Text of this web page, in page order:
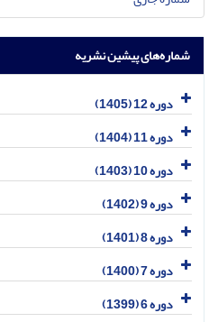
شماره‌های پیشین نشریه
دوره 12 (1405)
دوره 11 (1404)
دوره 10 (1403)
دوره 9 (1402)
دوره 8 (1401)
دوره 7 (1400)
دوره 6 (1399)